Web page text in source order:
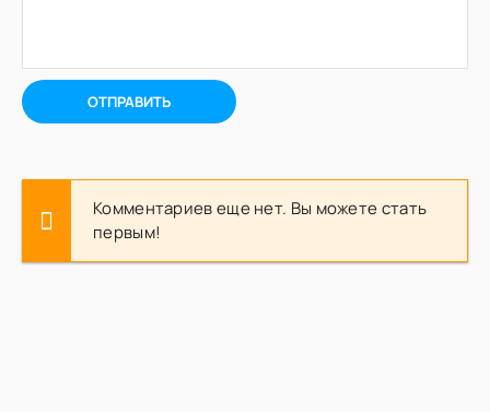
ОТПРАВИТЬ
Комментариев еще нет. Вы можете стать
первым!